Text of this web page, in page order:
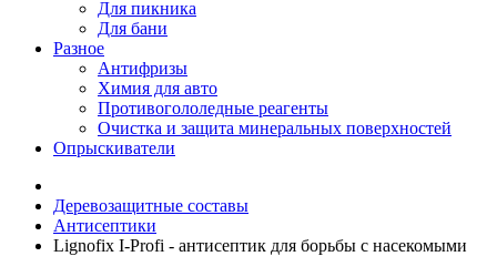
Для пикника
Для бани
Разное
Антифризы
Химия для авто
Противогололедные реагенты
Очистка и защита минеральных поверхностей
Опрыскиватели
Деревозащитные составы
Антисептики
Lignofix I-Profi - антисептик для борьбы с насекомыми